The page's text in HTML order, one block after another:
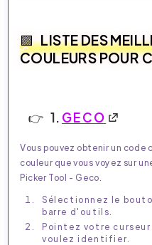
LISTE DES
COULEURS POUR
1. GECO
Vous pouvez obtenir un code
couleur que vous voyez sur
Picker Tool - Geco.
Sélectionnez le
barre d'outils.
Pointez votre
voulez identifier.